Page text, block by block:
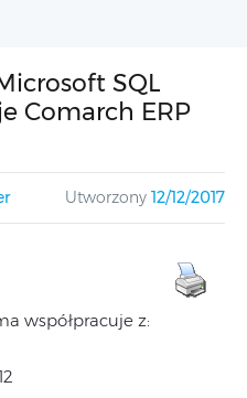
SQL
Comarch ERP
Utworzony 12/12/2017
współpracuje z: